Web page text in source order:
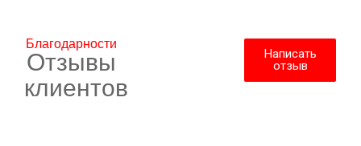
Благодарности
Отзывы
клиентов
Написать
отзыв